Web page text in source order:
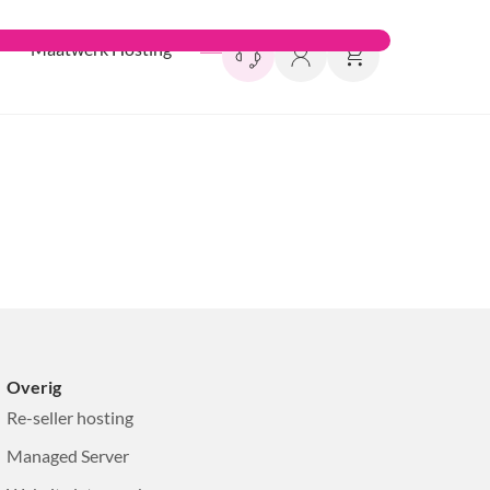
Maatwerk Hosting
Overig
Re-seller hosting
Managed Server